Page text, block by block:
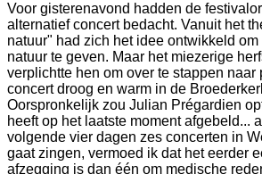
Voor gisterenavond hadden de
alternatief concert bedacht. Vanuit het
natuur" had zich het idee ontwikkeld
natuur te geven. Maar het miezerige
verplichtte hen om over te stappen naar
concert droog en warm in de
Oorspronkelijk zou Julian Prégardien
heeft op het laatste moment afgebeld...
volgende vier dagen zes concerten in
gaat zingen, vermoed ik dat het eerder
afzegging is dan één om medische